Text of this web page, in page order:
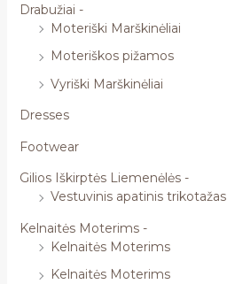
Drabužiai -
Moteriški Marškinėliai
Moteriškos pižamos
Vyriški Marškinėliai
Dresses
Footwear
Gilios Iškirptės Liemenėlės -
Vestuvinis apatinis trikotažas
Kelnaitės Moterims -
Kelnaitės Moterims
Kelnaitės Moterims